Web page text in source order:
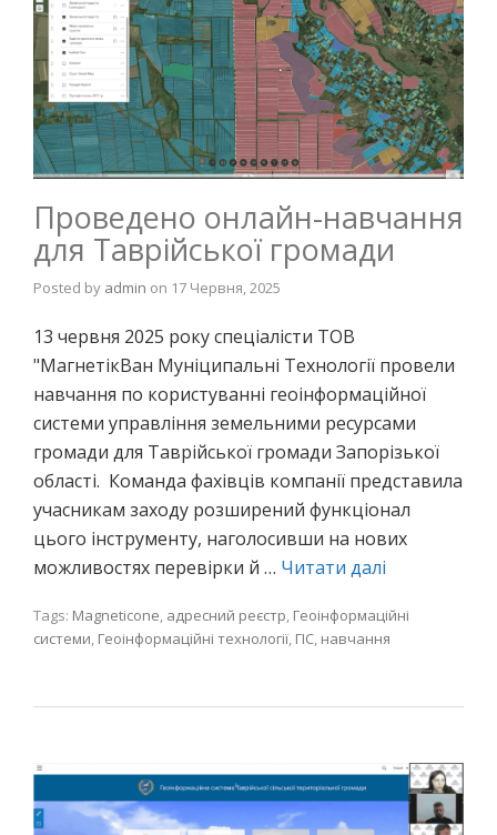
Проведено онлайн-навчання
для Таврійської громади
Posted by admin on 17 Червня, 2025
13 червня 2025 року спеціалісти ТОВ
"МагнетікВан Муніципальні Технології провели
навчання по користуванні геоінформаційної
системи управління земельними ресурсами
громади для Таврійської громади Запорізької
області. Команда фахівців компанії представила
учасникам заходу розширений функціонал
цього інструменту, наголосивши на нових
можливостях перевірки й … Читати далі
Tags: Magneticone, адресний реєстр, Геоінформаційні
системи, Геоінформаційні технології, ГІС, навчання